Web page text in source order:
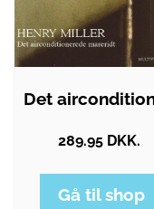
289.95 DKK.
Gå til shop